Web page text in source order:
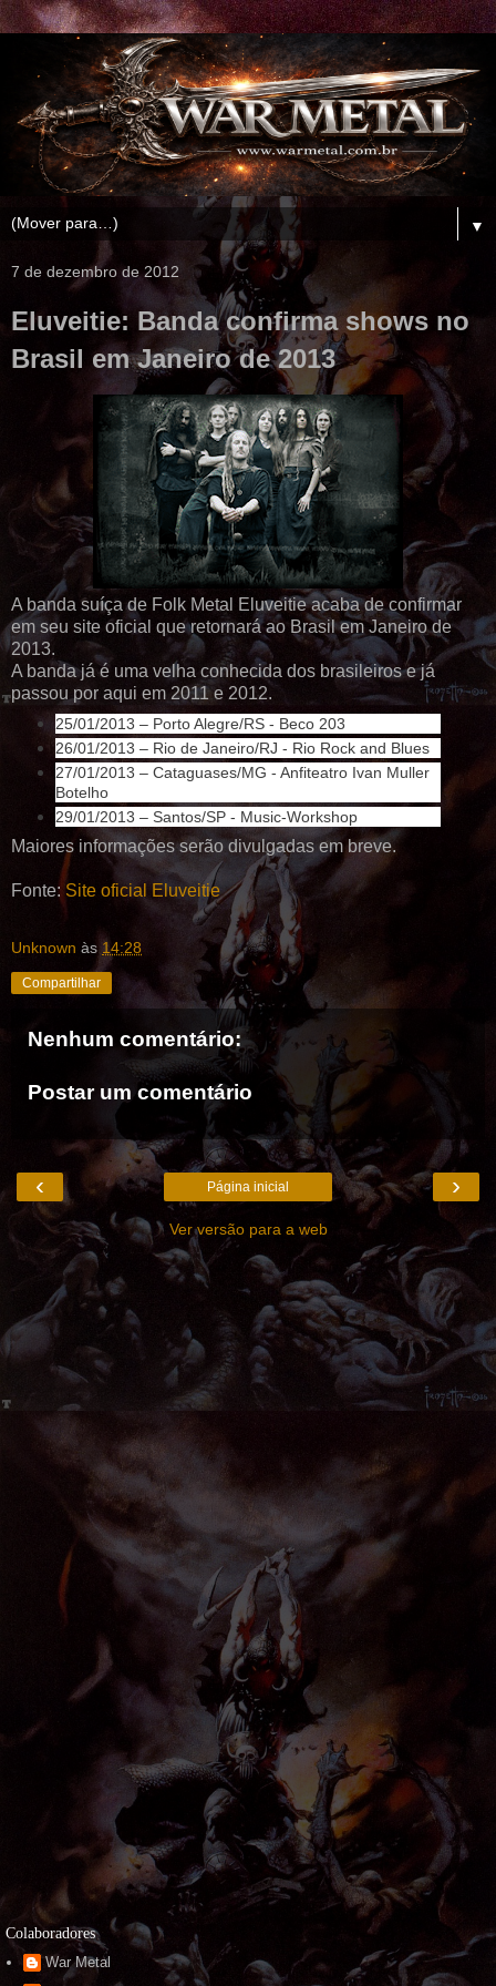
▼
7 de dezembro de 2012
Eluveitie: Banda confirma shows no
Brasil em Janeiro de 2013
A banda suíça de Folk Metal Eluveitie acaba de confirmar
em seu site oficial que retornará ao Brasil em Janeiro de
2013.
A banda já é uma velha conhecida dos brasileiros e já
passou por aqui em 2011 e 2012.
25/01/2013 – Porto Alegre/RS - Beco 203
26/01/2013 – Rio de Janeiro/RJ - Rio Rock and Blues
27/01/2013 – Cataguases/MG - Anfiteatro Ivan Muller
Botelho
29/01/2013 – Santos/SP - Music-Workshop
Maiores informações serão divulgadas em breve.
Fonte: Site oficial Eluveitie
Unknown às 14:28
Compartilhar
Nenhum comentário:
Postar um comentário
‹ ›
Página inicial
Ver versão para a web
Colaboradores
War Metal